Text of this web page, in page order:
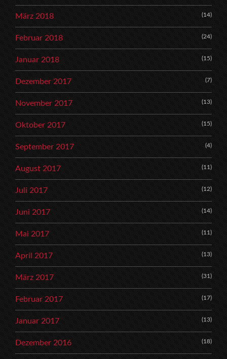
März 2018 (14)
Februar 2018 (24)
Januar 2018 (15)
Dezember 2017 (7)
November 2017 (13)
Oktober 2017 (15)
September 2017 (4)
August 2017 (11)
Juli 2017 (12)
Juni 2017 (14)
Mai 2017 (11)
April 2017 (13)
März 2017 (31)
Februar 2017 (17)
Januar 2017 (13)
Dezember 2016 (18)